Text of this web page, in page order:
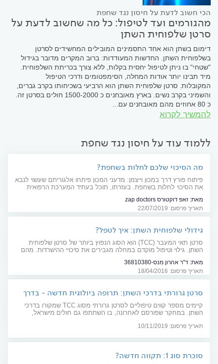
הכי חשוב לדעת על חיסון נגד שחפת
מהגורמים ועד לטיפול: כל מה שחשוב לדעת על
סרטן שלפוחית השתן
דימום בשתן הוא אחד התסמינים המובילים המחשידים לסרטן
בשלפוחית השתן. החדשות המעודדות: ברוב המקרים מדובר בגידול
"שטחי" בו ניתן לטיפול יחסית בקלות, ללא צורך בכריתת השלפוחית.
מיד תבינו יותר אודות המחלה, הסימפטומים ודרכי הטיפול
המקובלות. סרטן שלפוחית השתן הוא הרביעי בשכיחותו בקרב גברים,
והשמיני בקרב נשים. בארץ מאובחנים כ 1500-2000 חולים בסרטן זה.
כ 80 אחוזים מהם מאובחנים עם...
להמשיך לקרוא
ללמוד עוד על חיסון נגד שחפת
מה הסיכוי שלכם לחלות בשחפת?
פיתוח פורץ דרך במכון וייצמן: מדעני המכון פיתחו אלגוריתם שעשוי לנבא
את הסיכוי לחלות בשחפת. בעזרתו, תוכל בעתיד המערכת הרפואית
ההחלמה משופרים
מאת: זאפ דוקטורס zap doctors
תאריך פרסום: 22/07/2019
גידולי שלפוחית השתן: איך לטפל?
סרטן תאי המעבר (TCC) הוא הסוג הנפוץ ביותר של סרטן שלפוחית
השתן. גילוי וטיפול מוקדם במחלה מגבירים את סיכויי ההישרדות. מהם
מאת: ד"ר אהרון מנס-36810380
תאריך פרסום: 18/04/2016
סרטן גרורתי בדרכי השתן: תרופה ביולוגית חדשה - בדרך
קיימים מספר קווים טיפוליים לסרטן גרורתי מסוג TCC שמקורו בדרכי
השתן. במחקר שפורסם לאחרונה, בו השתתפו גם חולים מישראל,
מבטיח. התרופה הוגשה לאישור במסגרת סל התרופות לשנת 2020
תאריך פרסום: 10/11/2019
סוכרת סוג 1: תקווה חדשה?